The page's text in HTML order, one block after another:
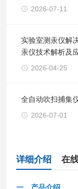
2026-07-11
实验室测汞仪解
汞仪技术解析及
2026-04-25
全自动吹扫捕集
2026-07-01
详细介绍 在